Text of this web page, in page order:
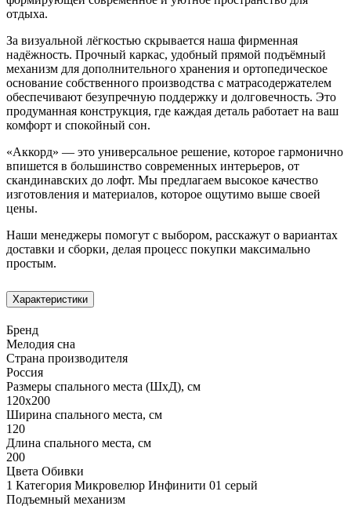
отдыха.
За визуальной лёгкостью скрывается наша фирменная
надёжность. Прочный каркас, удобный прямой подъёмный
механизм для дополнительного хранения и ортопедическое
основание собственного производства с матрасодержателем
обеспечивают безупречную поддержку и долговечность. Это
продуманная конструкция, где каждая деталь работает на ваш
комфорт и спокойный сон.
«Аккорд» — это универсальное решение, которое гармонично
впишется в большинство современных интерьеров, от
скандинавских до лофт. Мы предлагаем высокое качество
изготовления и материалов, которое ощутимо выше своей
цены.
Наши менеджеры помогут с выбором, расскажут о вариантах
доставки и сборки, делая процесс покупки максимально
простым.
Характеристики
Бренд
Мелодия сна
Страна производителя
Россия
Размеры спального места (ШхД), см
120х200
Ширина спального места, см
120
Длина спального места, см
200
Цвета Обивки
1 Категория Микровелюр Инфинити 01 серый
Подъемный механизм